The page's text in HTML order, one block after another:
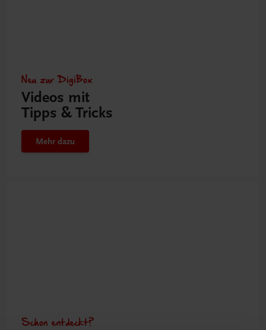
Neu zur DigiBox
Videos mit
Tipps & Tricks
Mehr dazu
Schon entdeckt?